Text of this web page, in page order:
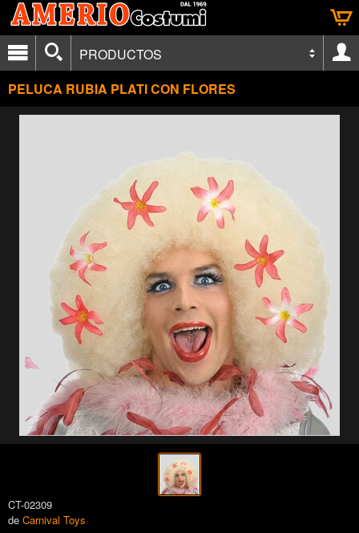
PRODUCTOS
PELUCA RUBIA PLATI CON FLORES
CT-02309
de Carnival Toys